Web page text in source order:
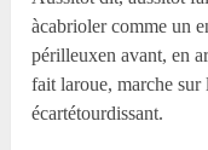
àcabrioler comme un
périlleuxen avant, en
fait laroue, marche sur
écartétourdissant.